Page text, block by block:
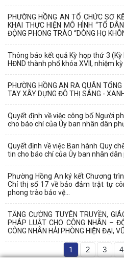
PHƯỜNG HỒNG AN TỔ CHỨC SƠ
KHAI THỰC HIỆN MÔ HÌNH “TỔ
ĐỘNG PHONG TRÀO “DÒNG HỌ
Thông báo kết quả Kỳ họp thứ 3
HĐND thành phố khóa XVII, nhiệm
PHƯỜNG HỒNG AN RA QUÂN
TAY XÂY DỰNG ĐÔ THỊ SÁNG -
Quyết định về việc công bố Người
cho báo chí của Ủy ban nhân dân
Quyết định về việc Ban hành Quy
tin cho báo chí của Ủy ban nhân
Phường Hồng An ký kết Chương
Chỉ thị số 17 về bảo đảm trật tự
phong trào bảo vệ...
TĂNG CƯỜNG TUYÊN TRUYỀN,
PHÁP LUẬT CHO CÔNG NHÂN –
CÔNG NHÂN HẢI PHÒNG HIỆN ĐẠI,
1 2 3 4